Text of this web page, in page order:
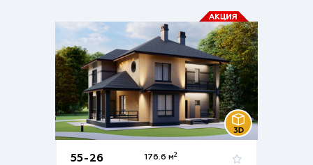
55-26 176.6 м2